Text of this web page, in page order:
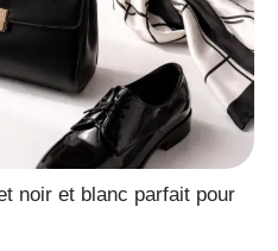
noir et blanc parfait pour